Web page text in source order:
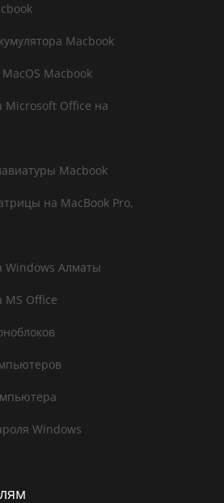
Macbook
Macbook
Microsoft Office на
Macbook
на MacBook Pro,
Windows Алматы
MS Office
Windows